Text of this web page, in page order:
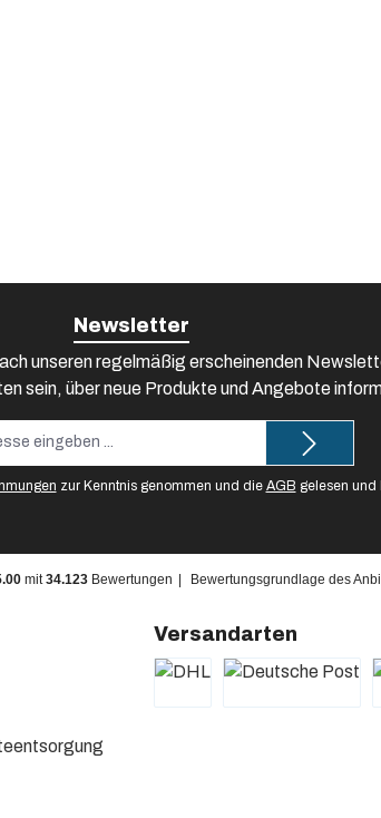
mit34.123 Bewertungen Bewertungsgrundlage des
Newsletter
unseren regelmäßig erscheinenden
sein, über neue Produkte und Angebote
Mail-
Adresse*
zur Kenntnis genommen und die AGB gelesen und
Versandarten